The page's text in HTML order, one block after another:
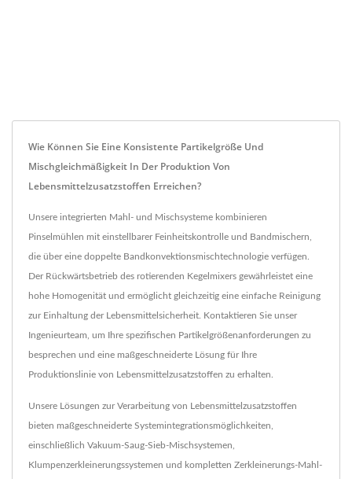
Wie Können Sie Eine Konsistente Partikelgröße Und
Mischgleichmäßigkeit In Der Produktion Von
Lebensmittelzusatzstoffen Erreichen?
Unsere integrierten Mahl- und Mischsysteme kombinieren
Pinselmühlen mit einstellbarer Feinheitskontrolle und Bandmischern,
die über eine doppelte Bandkonvektionsmischtechnologie verfügen.
Der Rückwärtsbetrieb des rotierenden Kegelmixers gewährleistet eine
hohe Homogenität und ermöglicht gleichzeitig eine einfache Reinigung
zur Einhaltung der Lebensmittelsicherheit. Kontaktieren Sie unser
Ingenieurteam, um Ihre spezifischen Partikelgrößenanforderungen zu
besprechen und eine maßgeschneiderte Lösung für Ihre
Produktionslinie von Lebensmittelzusatzstoffen zu erhalten.
Unsere Lösungen zur Verarbeitung von Lebensmittelzusatzstoffen
bieten maßgeschneiderte Systemintegrationsmöglichkeiten,
einschließlich Vakuum-Saug-Sieb-Mischsystemen,
Klumpenzerkleinerungssystemen und kompletten Zerkleinerungs-Mahl-